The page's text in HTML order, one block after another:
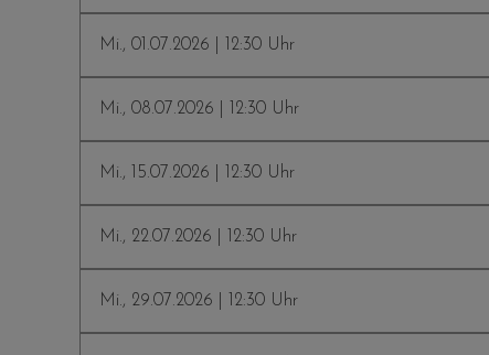
Mi., 01.07.2026 | 12:30 Uhr
Mi., 08.07.2026 | 12:30 Uhr
Mi., 15.07.2026 | 12:30 Uhr
Mi., 22.07.2026 | 12:30 Uhr
Mi., 29.07.2026 | 12:30 Uhr